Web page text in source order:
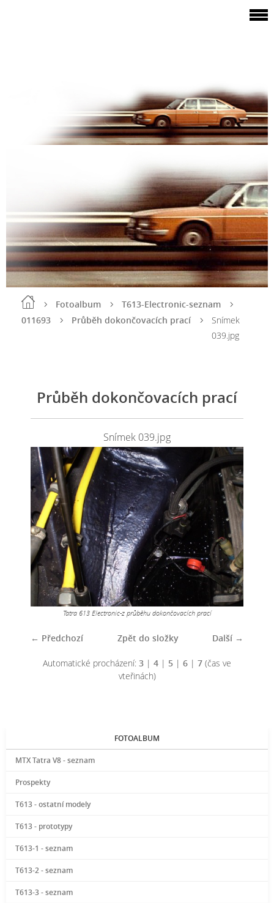
Fotoalbum
T613-Electronic-seznam
011693
Průběh dokončovacích prací
Snímek
039.jpg
Průběh dokončovacích prací
Snímek 039.jpg
Tatra 613 Electronic-z průběhu dokončovacích prací
← Předchozí Další →
Zpět do složky
Automatické procházení: 3 | 4 | 5 | 6 | 7 (čas ve
vteřinách)
FOTOALBUM
MTX Tatra V8 - seznam
Prospekty
T613 - ostatní modely
T613 - prototypy
T613-1 - seznam
T613-2 - seznam
T613-3 - seznam